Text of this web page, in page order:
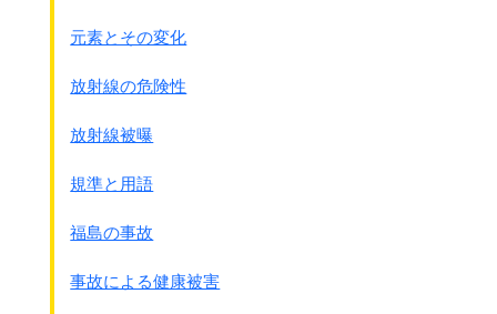
｢九龍軍政指導計画｣によると、
｢香港の軍事基地化と重慶政権(国民党)覆滅のための政治的謀
抗日分子の摘発による敵性の払拭が中心で、
当時は日本による中国侵略の戦火を逃れて
イギリスの植民地であったため安全だからです。
元素とその変化
放射線の危険性
放射線被曝
規準と用語
福島の事故
事故による健康被害